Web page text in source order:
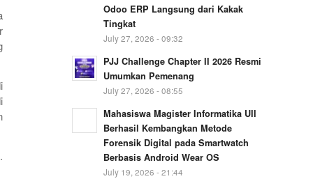
Odoo ERP Langsung dari Kakak
Tingkat
July 27, 2026 - 09:32
PJJ Challenge Chapter II 2026 Resmi
Umumkan Pemenang
July 27, 2026 - 08:55
Mahasiswa Magister Informatika UII
Berhasil Kembangkan Metode
Forensik Digital pada Smartwatch
Berbasis Android Wear OS
July 19, 2026 - 21:44